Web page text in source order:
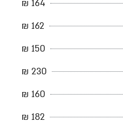
164 ₪
162 ₪
150 ₪
230 ₪
160 ₪
182 ₪